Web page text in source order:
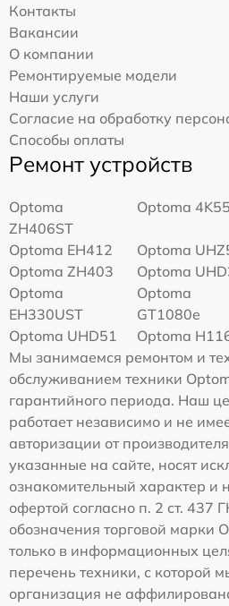
Контакты
Вакансии
О компании
Ремонтируемые модели
Наши услуги
Согласие на обработку
Способы оплаты
Ремонт устройств
Optoma
ZH406ST
Optoma
Optoma EH412
Optoma
Optoma ZH403
Optoma
Optoma
EH330UST
Optoma
GT1080e
Optoma UHD51
Optoma
Мы занимаемся ремонтом и
обслуживанием техники
гарантийного периода. Наш
работает независимо и не
авторизации от
указанные на сайте, носят
ознакомительный характер и
офертой согласно п. 2 ст. 437
обозначения торговой марки
только в информационных
перечень техники, с которой
организация не